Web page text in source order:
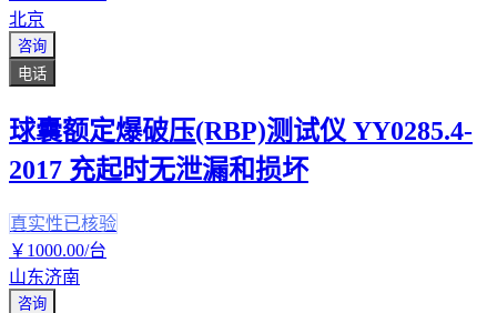
北京
咨询
电话
球囊额定爆破压(RBP)测试仪 YY0285.4-
2017 充起时无泄漏和损坏
真实性已核验
￥ 1000.00/台
山东济南
咨询